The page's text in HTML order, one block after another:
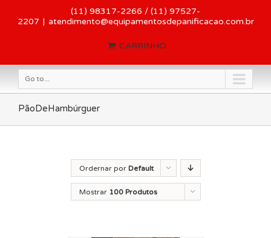
(11) 98317-2266 / (11) 97527-
2207 | atendimento@equipamentosdepanificacao.com.br
CARRINHO
Go to...
PãoDeHambúrguer
Ordernar por Default
Order
Mostrar 100 Produtos